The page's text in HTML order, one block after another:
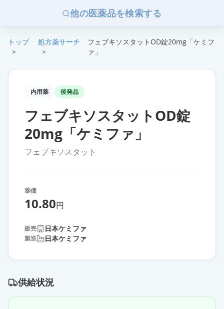
他の医薬品を検索する
トップ
>
処方薬サーチ
>
フェブキソスタットOD錠20mg「ケミフ
ァ」
内用薬 後発品
フェブキソスタットOD錠
20mg「ケミファ」
フェブキソスタット
薬価
10.80円
販売 日本ケミファ
製造 日本ケミファ
供給状況